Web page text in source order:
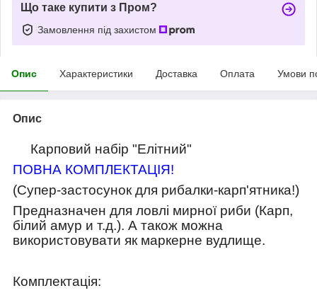
Що таке купити з Пром?
Замовлення під захистом
Опис Характеристики Доставка Оплата Умови
Опис
Карповий набір "Елітний"
ПОВНА КОМПЛЕКТАЦІЯ!
(Супер-застосунок для рибалки-карп'ятника!)
Предназначен для ловлі мирної риби (Карп,
білий амур и т.д.). А також можна
використовувати як маркерне вудлище.
Комплектація: